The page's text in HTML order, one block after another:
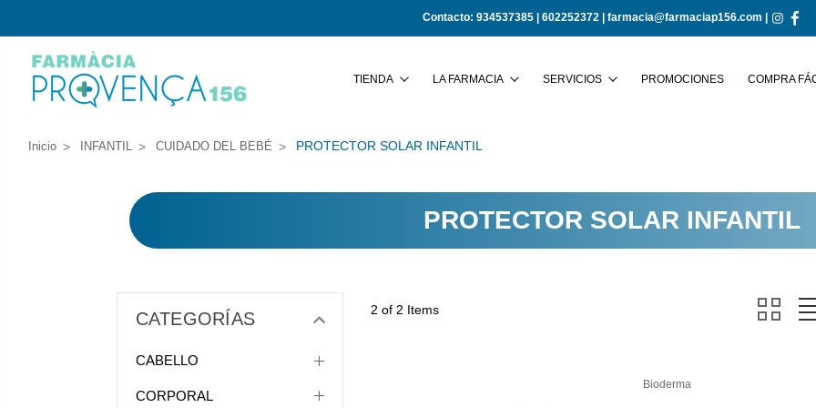
Contacto: 934537385| 602252372| farmacia@farmaciap156.com
TIENDA LA FARMACIA SERVICIOS PROMOCIONES COMPRA
Inicio INFANTIL CUIDADO DEL BEBÉ PROTECTOR SOLAR INFANTIL
PROTECTOR SOLAR INFANTIL
CATEGORÍAS
CABELLO
CORPORAL
2 of 2 Items
Bioderma